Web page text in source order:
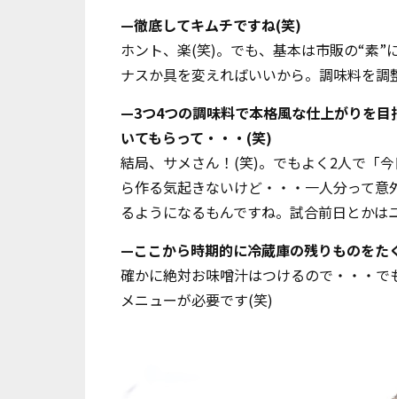
—徹底してキムチですね(笑)
ホント、楽(笑)。でも、基本は市販の“素”
ナスか具を変えればいいから。調味料を
—3つ4つの調味料で本格風な仕上がりを
いてもらって・・・(笑)
結局、サメさん！(笑)。でもよく2人で「
ら作る気起きないけど・・・一人分って
るようになるもんですね。試合前日とかは
—ここから時期的に冷蔵庫の残りものをた
確かに絶対お味噌汁はつけるので・・・
メニューが必要です(笑)